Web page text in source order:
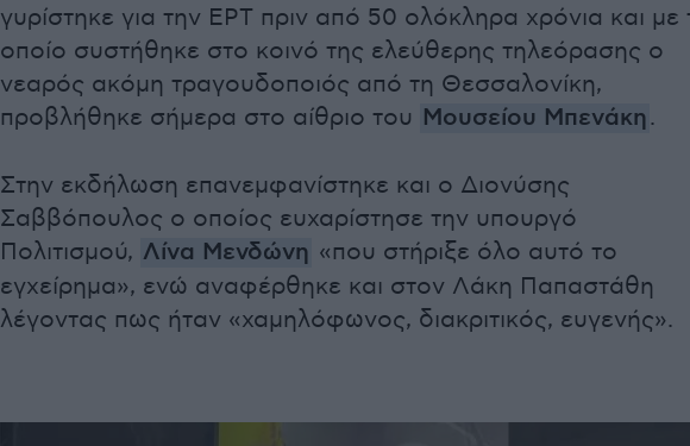
γυρίστηκε για την ΕΡΤ πριν από 50 ολόκληρα χρόνια και με
οποίο συστήθηκε στο κοινό της ελεύθερης τηλεόρασης ο
νεαρός ακόμη τραγουδοποιός από τη Θεσσαλονίκη,
προβλήθηκε σήμερα στο αίθριο του Μουσείου Μπενάκη.
Στην εκδήλωση επανεμφανίστηκε και ο Διονύσης
Σαββόπουλος ο οποίος ευχαρίστησε την υπουργό
Πολιτισμού, Λίνα Μενδώνη «που στήριξε όλο αυτό το
εγχείρημα», ενώ αναφέρθηκε και στον Λάκη Παπαστάθη
λέγοντας πως ήταν «χαμηλόφωνος, διακριτικός, ευγενής».